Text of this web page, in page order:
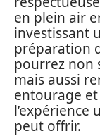
en plein air
investissant
préparation
pourrez non
mais aussi
entourage
l’expérience
peut offrir.